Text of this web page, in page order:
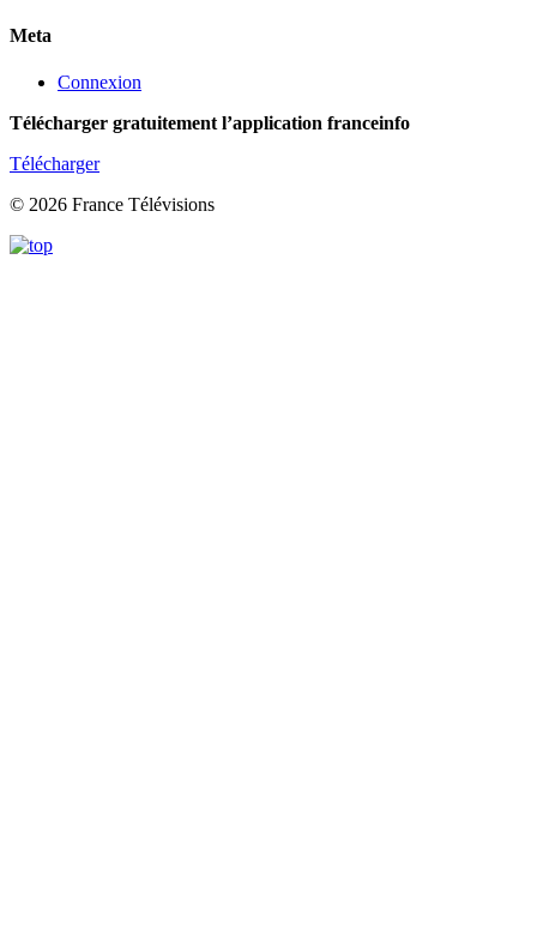
Meta
Connexion
Télécharger gratuitement l’application franceinfo
Télécharger
© 2026 France Télévisions